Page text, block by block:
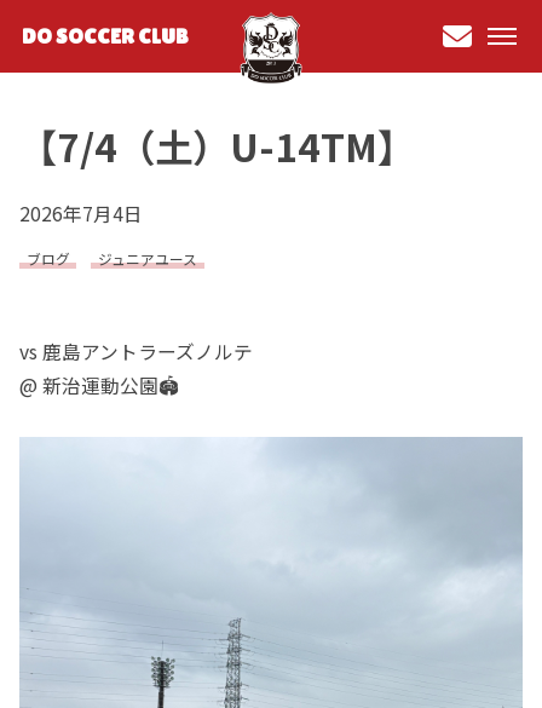
DO SOCCER CLUB
お問
【7/4（土）U-14TM】
2026年7月4日
ブログ ジュニアユース
vs 鹿島アントラーズノルテ
@ 新治運動公園🏟️